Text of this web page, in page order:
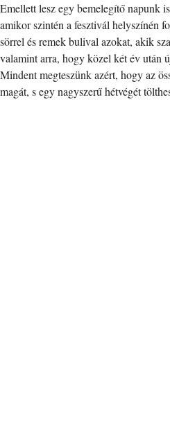
Emellett lesz egy bemelegítő napunk
amikor szintén a fesztivál helyszínén
sörrel és remek bulival azokat, akik
valamint arra, hogy közel két év után
Mindent megteszünk azért, hogy az
magát, s egy nagyszerű hétvégét